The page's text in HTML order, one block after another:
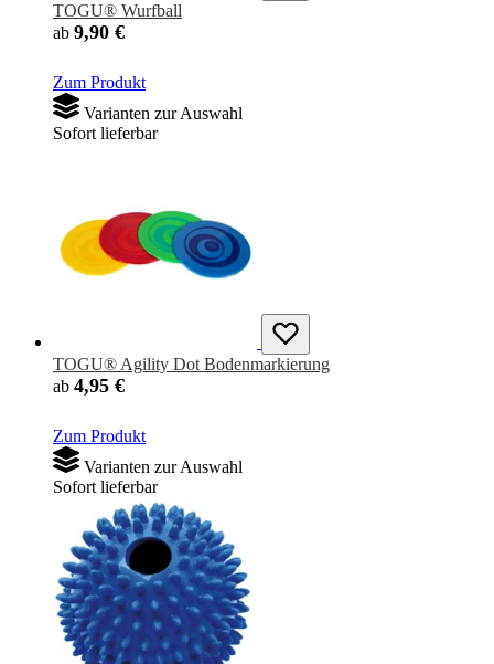
TOGU® Wurfball
ab 9,90 €
Zum Produkt
Varianten zur Auswahl
Sofort lieferbar
TOGU® Agility Dot Bodenmarkierung
ab 4,95 €
Zum Produkt
Varianten zur Auswahl
Sofort lieferbar